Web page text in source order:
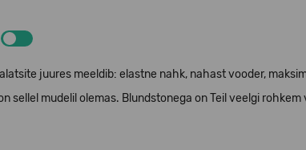
juures meeldib: elastne nahk, nahast vooder,
sellel mudelil olemas. Blundstonega on Teil veelgi